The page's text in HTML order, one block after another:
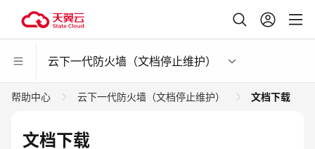
云下一代防火墙（文档停止维护）
帮助中心 云下一代防火墙（文档停止维护） 文档下载
文档下载